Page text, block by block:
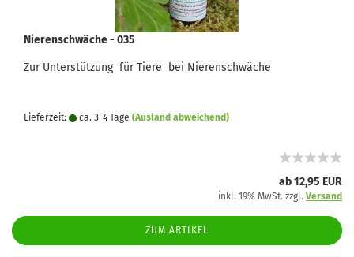
Nierenschwäche - 035
Zur Unterstützung für Tiere bei Nierenschwäche
Lieferzeit: ca. 3-4 Tage (Ausland abweichend)
ab 12,95 EUR
inkl. 19% MwSt. zzgl. Versand
ZUM ARTIKEL